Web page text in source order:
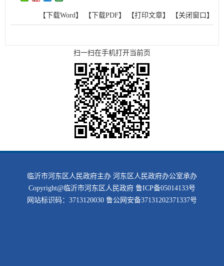
【下载Word】 【下载PDF】 【打印文章】 【关闭窗口】
扫一扫在手机打开当前页
临沂市河东区人民政府主办 河东区人民政府办公室承办
Copyright@临沂市河东区人民政府 鲁ICP备05014133号
网站标识码：3713120030 鲁公网安备37131202371337号